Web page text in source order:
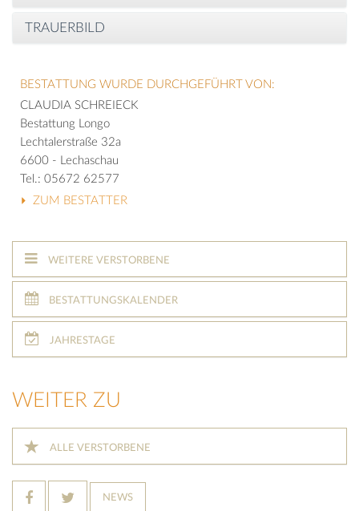
TRAUERBILD
BESTATTUNG WURDE DURCHGEFÜHRT VON:
CLAUDIA SCHREIECK
Bestattung Longo
Lechtalerstraße 32a
6600 - Lechaschau
Tel.: 05672 62577
ZUM BESTATTER
WEITERE VERSTORBENE
BESTATTUNGSKALENDER
JAHRESTAGE
WEITER ZU
ALLE VERSTORBENE
NEWS